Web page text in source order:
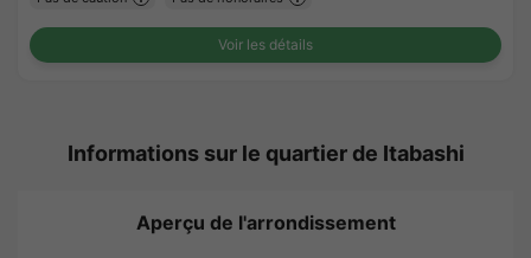
Voir les détails
Informations sur le quartier de Itabashi
Aperçu de l'arrondissement